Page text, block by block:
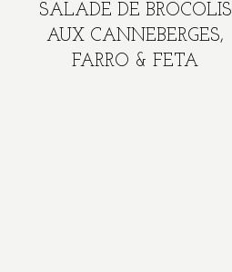
SALADE DE BROCOLIS
AUX CANNEBERGES,
FARRO & FETA